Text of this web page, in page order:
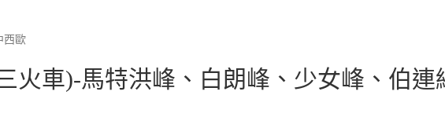
西歐
火車)-馬特洪峰、白朗峰、少女峰、伯